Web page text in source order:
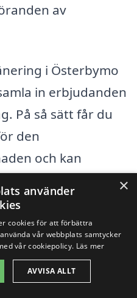
av
i Österbymo
in erbjudanden
På så sätt får du
den
och kan
lösningen inte alltid
företaget har ett
bra garanti för sitt
korrekt dränering
×
använder
cookies för att förbättra
vår webbplats samtycker
vår cookiepolicy. Läs mer
AVVISA ALLT